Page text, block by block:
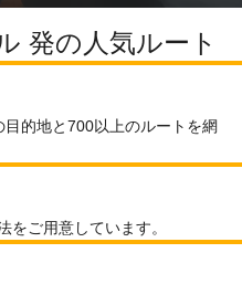
発の人気ルート
的地と700以上のルートを網
をご用意しています。